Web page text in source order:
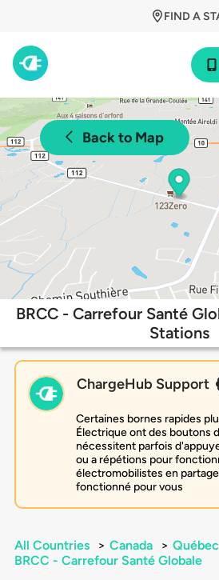
FIND A
Back to Map
BRCC - Carrefour Santé
Stations
ChargeHub Support
Certaines bornes rapides
Électrique ont des boutons
nécessitent parfois
ou a répétions pour
électromobilistes en
fonctionné pour vous
All Countries > Canada > Québec
BRCC - Carrefour Santé Globale